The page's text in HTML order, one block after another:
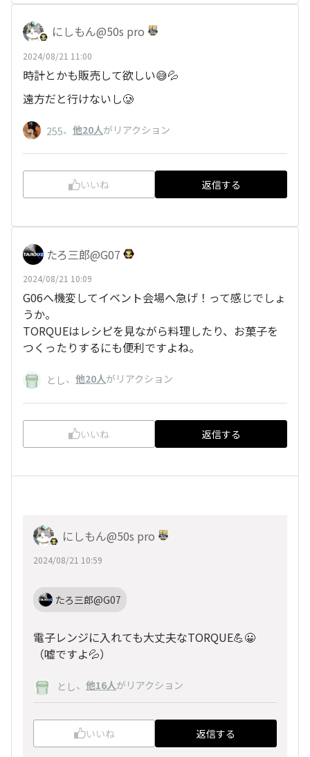
にしもん@50s pro
2024/08/21 11:00
時計とかも販売して欲しい😅💦
遠方だと行けないし🥲
255、 他20人がリアクション
いいね 返信する
たろ三郎@G07
2024/08/21 10:09
G06へ機変してイベント会場へ急げ！って感じでしょ
うか。
TORQUEはレシピを見ながら料理したり、お菓子を
つくったりするにも便利ですよね。
とし、 他20人がリアクション
いいね 返信する
にしもん@50s pro
2024/08/21 10:59
たろ三郎@G07
電子レンジに入れても大丈夫なTORQUE💪😀
（嘘ですよ💦）
とし、 他16人がリアクション
いいね 返信する